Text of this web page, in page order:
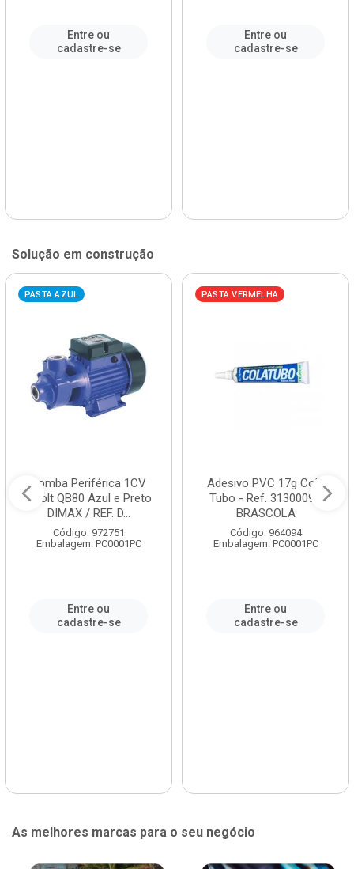
Entre ou
cadastre-se
Entre ou
cadastre-se
Solução em construção
PASTA AZUL
Bomba Periférica 1CV
Bivolt QB80 Azul e Preto
DIMAX / REF. D...
Código: 972751
Embalagem: PC0001PC
Entre ou
cadastre-se
PASTA VERMELHA
Adesivo PVC 17g Cola
Tubo - Ref. 3130009 -
BRASCOLA
Código: 964094
Embalagem: PC0001PC
Entre ou
cadastre-se
As melhores marcas para o seu negócio